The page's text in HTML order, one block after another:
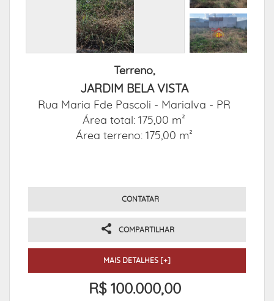
Terreno,
JARDIM BELA VISTA
Rua Maria Fde Pascoli - Marialva - PR
Área total: 175,00 m²
Área terreno: 175,00 m²
CONTATAR
COMPARTILHAR
MAIS DETALHES [+]
R$ 100.000,00